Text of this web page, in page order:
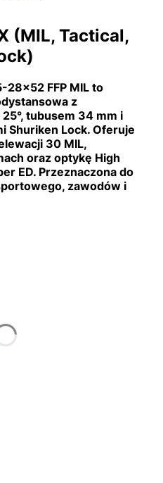
(MIL, Tactical,
28x52 FFP MIL to
z
tubusem 34 mm i
Shuriken Lock. Oferuje
30 MIL,
oraz optykę High
ED. Przeznaczona do
zawodów i